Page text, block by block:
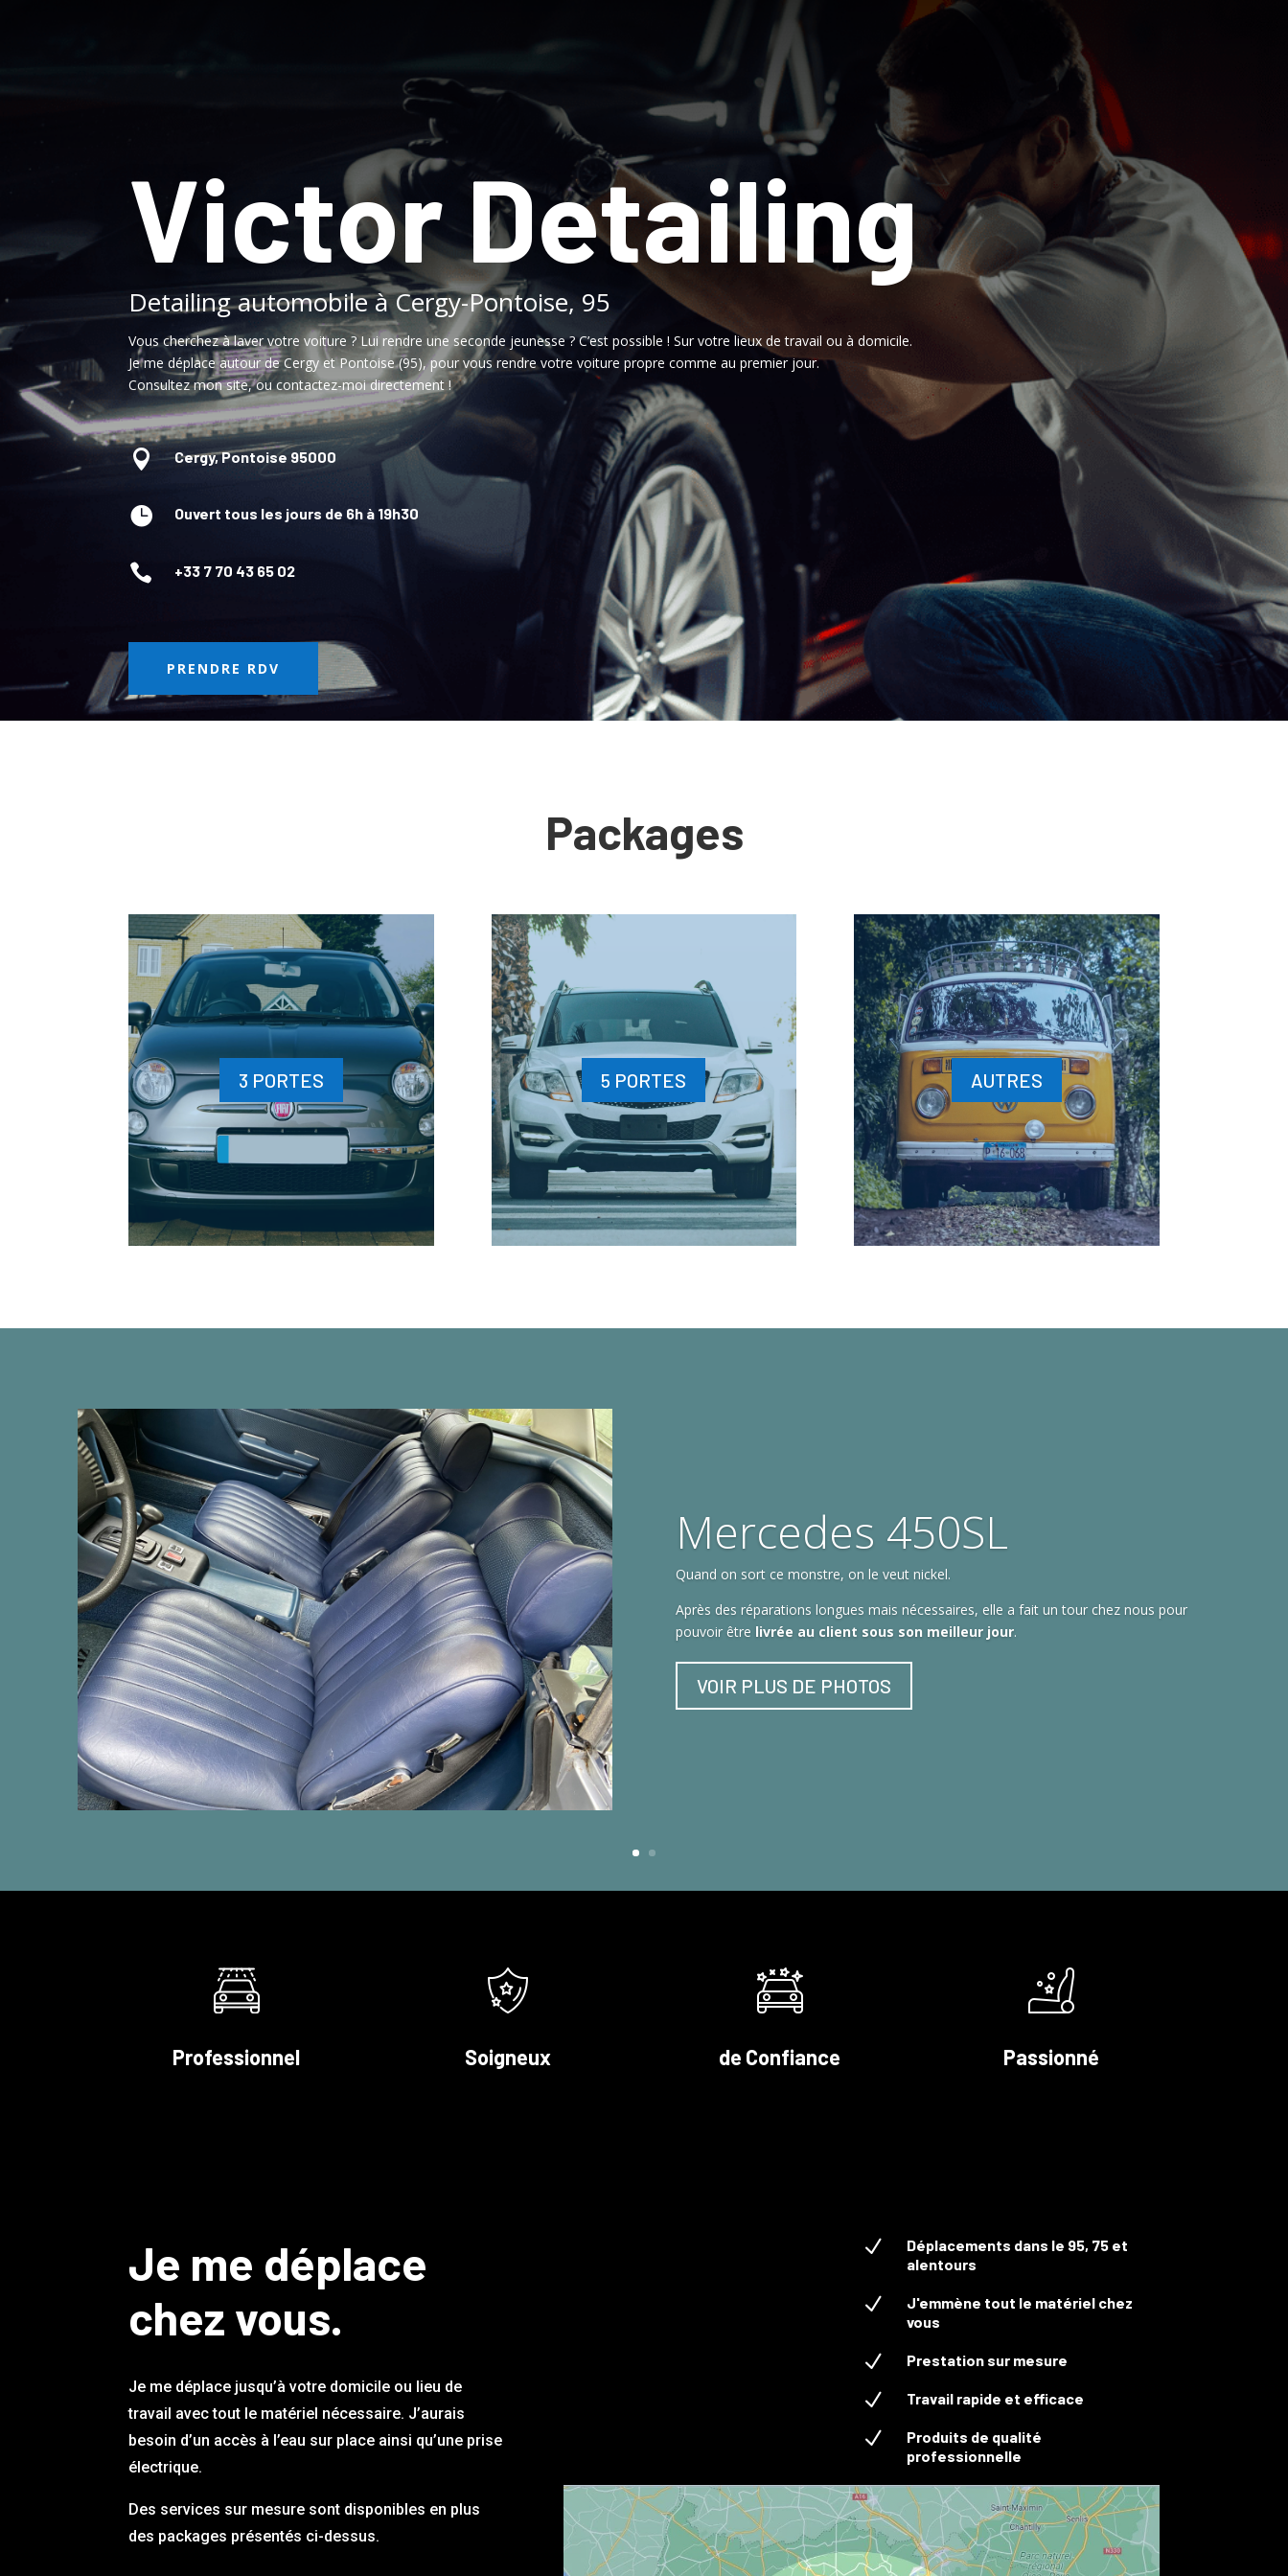
Victor Detailing
Detailing automobile à Cergy-Pontoise, 95
Vous cherchez à laver votre voiture ? Lui rendre une seconde jeunesse ? C’est possible ! Sur votre lieux de travail ou à domicile.
Je me déplace autour de Cergy et Pontoise (95), pour vous rendre votre voiture propre comme au premier jour.
Consultez mon site, ou contactez-moi directement !
 Cergy, Pontoise 95000
 Ouvert tous les jours de 6h à 19h30
 +33 7 70 43 65 02
PRENDRE RDV
Packages
3 PORTES 5 PORTES AUTRES
Mercedes 450SL
Quand on sort ce monstre, on le veut nickel.
Après des réparations longues mais nécessaires, elle a fait un tour chez nous pour
pouvoir être livrée au client sous son meilleur jour.
VOIR PLUS DE PHOTOS
Professionnel Soigneux de Confiance Passionné
Je me déplace
chez vous.
Je me déplace jusqu’à votre domicile ou lieu de
travail avec tout le matériel nécessaire. J’aurais
besoin d’un accès à l’eau sur place ainsi qu’une prise
électrique.
Des services sur mesure sont disponibles en plus
des packages présentés ci-dessus.
N
Déplacements dans le 95, 75 et
alentours
N
J'emmène tout le matériel chez
vous
N Prestation sur mesure
N Travail rapide et efficace
N
Produits de qualité
professionnelle